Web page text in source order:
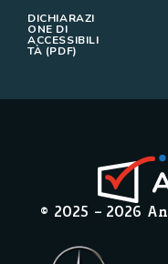
DICHIARAZI
ONE DI
ACCESSIBILI
TÀ (PDF)
© 2025 – 2026